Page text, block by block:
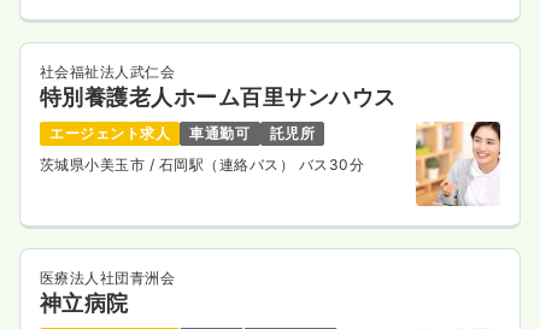
社会福祉法人武仁会
特別養護老人ホーム百里サンハウス
エージェント求人 車通勤可
託児所
茨城県小美玉市 / 石岡駅（連絡バス） バス30分
医療法人社団青洲会
神立病院